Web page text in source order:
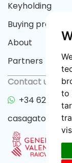
to
Keyholding
Buying process
About
Partners
Contact us
+34 622 33